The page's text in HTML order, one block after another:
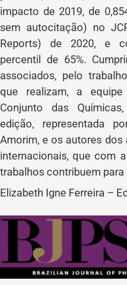
impacto de 2019, de
sem autocitação) no
Reports) de 2020, e
percentil de 65%.
associados, pelo
que realizam, a
Conjunto das
edição, representada
Amorim, e os autores dos
internacionais, que com
trabalhos contribuem para
Elizabeth Igne Ferreira –